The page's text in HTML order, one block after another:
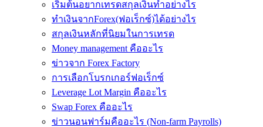
เริ่มต้นอยากเทรดสกุลเงินทำอย่างไร
ทำเงินจากForex(ฟอเร็กซ์)ได้อย่างไร
สกุลเงินหลักที่นิยมในการเทรด
Money management คืออะไร
ข่าวจาก Forex Factory
การเลือกโบรกเกอร์ฟอเร็กซ์
Leverage Lot Margin คืออะไร
Swap Forex คืออะไร
ข่าวนอนฟาร์มคืออะไร (Non-farm Payrolls)